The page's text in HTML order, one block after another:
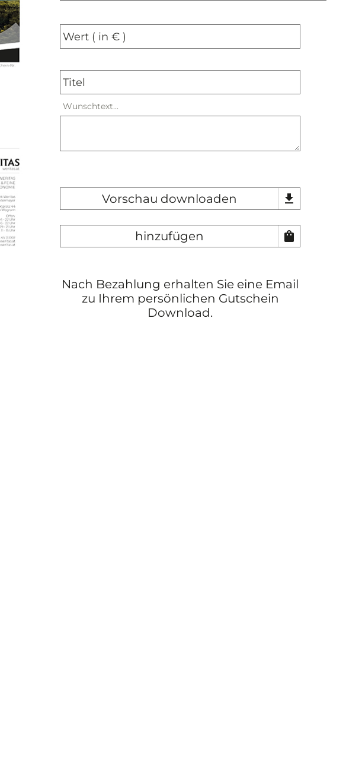
Wert ( in € )
Titel
Wunschtext...
Vorschau downloaden download
hinzufügen shopping_bag
Nach Bezahlung erhalten Sie eine Email
zu Ihrem persönlichen Gutschein
Download.